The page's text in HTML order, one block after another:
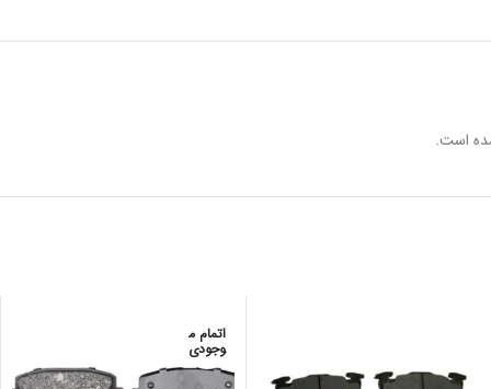
است.
اتمام م
وجودی